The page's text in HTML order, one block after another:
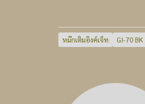
หมึกเติมอิงค์เจ็ท GI-70 BK